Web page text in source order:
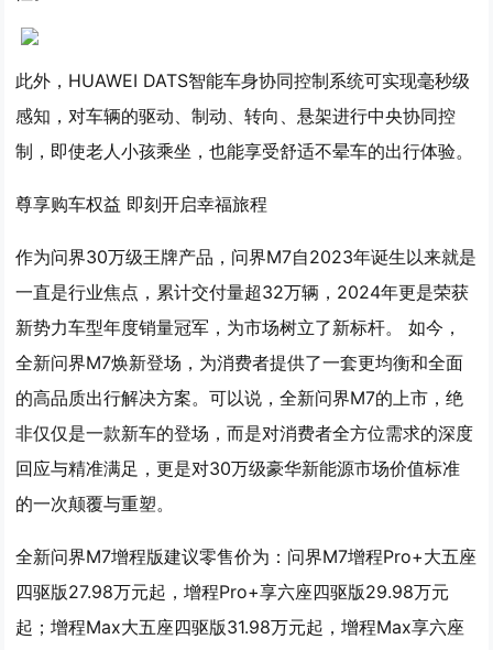
此外，HUAWEI DATS智能车身协同控制系统可实现毫秒级
感知，对车辆的驱动、制动、转向、悬架进行中央协同控
制，即使老人小孩乘坐，也能享受舒适不晕车的出行体验。
尊享购车权益 即刻开启幸福旅程
作为问界30万级王牌产品，问界M7自2023年诞生以来就是
一直是行业焦点，累计交付量超32万辆，2024年更是荣获
新势力车型年度销量冠军，为市场树立了新标杆。 如今，
全新问界M7焕新登场，为消费者提供了一套更均衡和全面
的高品质出行解决方案。可以说，全新问界M7的上市，绝
非仅仅是一款新车的登场，而是对消费者全方位需求的深度
回应与精准满足，更是对30万级豪华新能源市场价值标准
的一次颠覆与重塑。
全新问界M7增程版建议零售价为：问界M7增程Pro+大五座
四驱版27.98万元起，增程Pro+享六座四驱版29.98万元
起；增程Max大五座四驱版31.98万元起，增程Max享六座